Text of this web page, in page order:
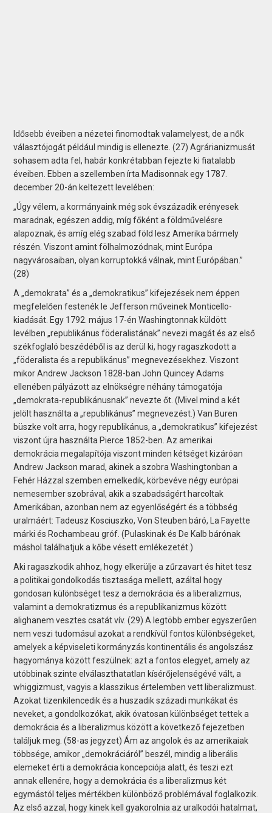
Idősebb éveiben a nézetei finomodtak valamelyest, de a nők
választójogát például mindig is ellenezte. (27) Agrárianizmusát
sohasem adta fel, habár konkrétabban fejezte ki fiatalabb
éveiben. Ebben a szellemben írta Madisonnak egy 1787.
december 20-án keltezett levelében:
„Úgy vélem, a kormányaink még sok évszázadik erényesek
maradnak, egészen addig, míg főként a földművelésre
alapoznak, és amíg elég szabad föld lesz Amerika bármely
részén. Viszont amint fölhalmozódnak, mint Európa
nagyvárosaiban, olyan korruptokká válnak, mint Európában.”
(28)
A „demokrata” és a „demokratikus” kifejezések nem éppen
megfelelően festenék le Jefferson műveinek Monticello-
kiadását. Egy 1792. május 17-én Washingtonnak küldött
levélben „republikánus föderalistának” nevezi magát és az első
székfoglaló beszédéből is az derül ki, hogy ragaszkodott a
„föderalista és a republikánus” megnevezésekhez. Viszont
mikor Andrew Jackson 1828-ban John Quincey Adams
ellenében pályázott az elnökségre néhány támogatója
„demokrata-republikánusnak” nevezte őt. (Mivel mind a két
jelölt használta a „republikánus” megnevezést.) Van Buren
büszke volt arra, hogy republikánus, a „demokratikus” kifejezést
viszont újra használta Pierce 1852-ben. Az amerikai
demokrácia megalapítója viszont minden kétséget kizáróan
Andrew Jackson marad, akinek a szobra Washingtonban a
Fehér Házzal szemben emelkedik, körbevéve négy európai
nemesember szobrával, akik a szabadságért harcoltak
Amerikában, azonban nem az egyenlőségért és a többség
uralmáért: Tadeusz Kosciuszko, Von Steuben báró, La Fayette
márki és Rochambeau gróf. (Pulaskinak és De Kalb bárónak
máshol találhatjuk a kőbe vésett emlékezetét.)
Aki ragaszkodik ahhoz, hogy elkerülje a zűrzavart és hitet tesz
a politikai gondolkodás tisztasága mellett, azáltal hogy
gondosan különbséget tesz a demokrácia és a liberalizmus,
valamint a demokratizmus és a republikanizmus között
alighanem vesztes csatát vív. (29) A legtöbb ember egyszerűen
nem veszi tudomásul azokat a rendkívül fontos különbségeket,
amelyek a képviseleti kormányzás kontinentális és angolszász
hagyománya között feszülnek: azt a fontos elegyet, amely az
utóbbinak szinte elválaszthatatlan kísérőjelenségévé vált, a
whiggizmust, vagyis a klasszikus értelemben vett liberalizmust.
Azokat tizenkilencedik és a huszadik századi munkákat és
neveket, a gondolkozókat, akik óvatosan különbséget tettek a
demokrácia és a liberalizmus között a következő fejezetben
találjuk meg. (58-as jegyzet) Ám az angolok és az amerikaiak
többsége, amikor „demokráciáról” beszél, mindig a liberális
elemeket érti a demokrácia koncepciója alatt, és teszi ezt
annak ellenére, hogy a demokrácia és a liberalizmus két
egymástól teljes mértékben különböző problémával foglalkozik.
Az első azzal, hogy kinek kell gyakorolnia az uralkodói hatalmat,